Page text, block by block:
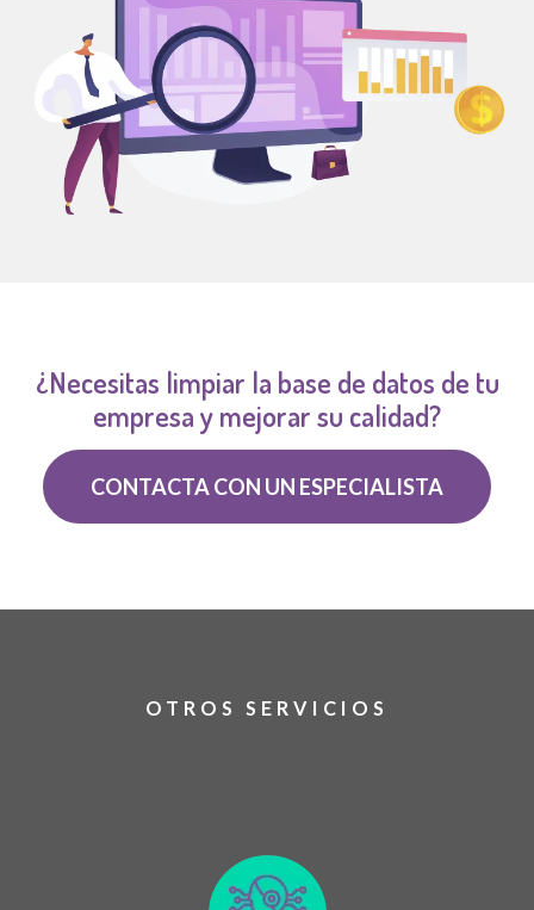
¿Necesitas limpiar la base de datos de tu
empresa y mejorar su calidad?
CONTACTA CON UN ESPECIALISTA
OTROS SERVICIOS